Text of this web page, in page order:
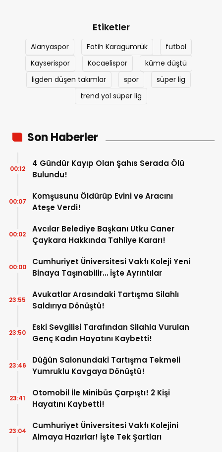
Etiketler
Alanyaspor Fatih Karagümrük
futbol
Kayserispor
Kocaelispor
küme düştü
ligden düşen takımlar
spor
süper lig
trend yol süper lig
Son Haberler
4 Gündür Kayıp Olan Şahıs Serada Ölü
Bulundu!
00:12
Komşusunu Öldürüp Evini ve Aracını
Ateşe Verdi!
00:07
Avcılar Belediye Başkanı Utku Caner
Çaykara Hakkında Tahliye Kararı!
00:02
Cumhuriyet Üniversitesi Vakfı Koleji Yeni
Binaya Taşınabilir… İşte Ayrıntılar
00:00
Avukatlar Arasındaki Tartışma Silahlı
Saldırıya Dönüştü!
23:55
Eski Sevgilisi Tarafından Silahla Vurulan
Genç Kadın Hayatını Kaybetti!
23:50
Düğün Salonundaki Tartışma Tekmeli
Yumruklu Kavgaya Dönüştü!
23:46
Otomobil İle Minibüs Çarpıştı! 2 Kişi
Hayatını Kaybetti!
23:41
Cumhuriyet Üniversitesi Vakfı Kolejini
Almaya Hazırlar! İşte Tek Şartları
23:04